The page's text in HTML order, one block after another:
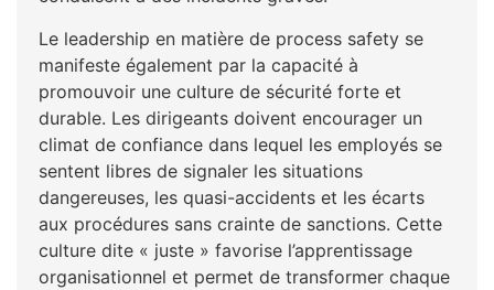
Le leadership en matière de process safety se
manifeste également par la capacité à
promouvoir une culture de sécurité forte et
durable. Les dirigeants doivent encourager un
climat de confiance dans lequel les employés se
sentent libres de signaler les situations
dangereuses, les quasi-accidents et les écarts
aux procédures sans crainte de sanctions. Cette
culture dite « juste » favorise l’apprentissage
organisationnel et permet de transformer chaque